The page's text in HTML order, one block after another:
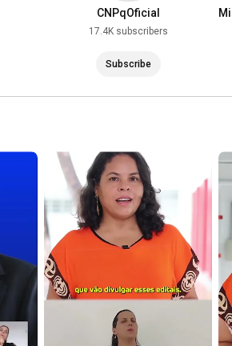
CNPqOficial
17.4K subscribers
Subscribe